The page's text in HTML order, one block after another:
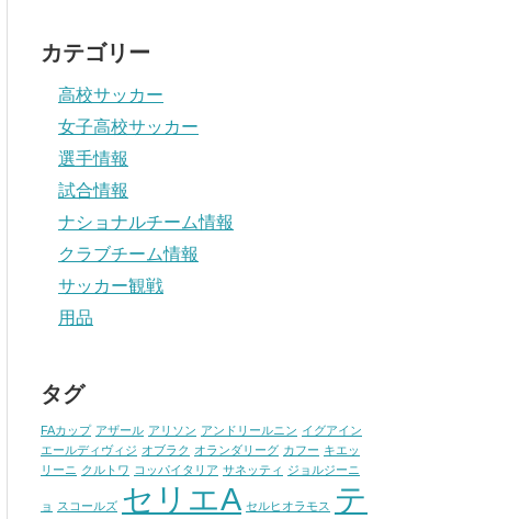
カテゴリー
高校サッカー
女子高校サッカー
選手情報
試合情報
ナショナルチーム情報
クラブチーム情報
サッカー観戦
用品
タグ
FAカップ アザール アリソン アンドリールニン イグアイン
エールディヴィジ オブラク オランダリーグ カフー キエッ
リーニ クルトワ コッパイタリア サネッティ ジョルジーニ
ョ スコールズ セリエA セルヒオラモス
テ